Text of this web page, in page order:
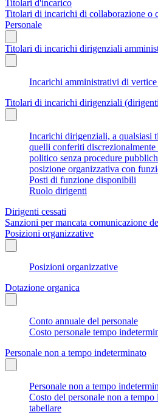
Titolari d'incarico
Titolari di incarichi di collaborazione o
Personale
Titolari di incarichi dirigenziali
Incarichi amministrativi di
Titolari di incarichi dirigenziali
Incarichi dirigenziali, a qualsiasi
quelli conferiti
politico senza procedure
posizione organizzativa con
Posti di funzione disponibili
Ruolo dirigenti
Dirigenti cessati
Sanzioni per mancata comunicazione
Posizioni organizzative
Posizioni organizzative
Dotazione organica
Conto annuale del personale
Costo personale tempo
Personale non a tempo indeterminato
Personale non a tempo
Costo del personale non a
tabellare